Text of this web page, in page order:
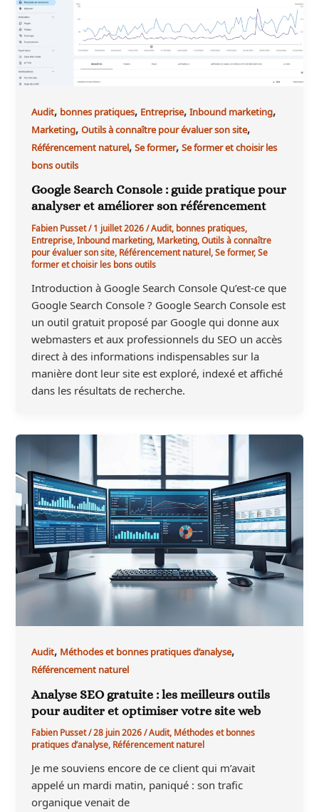
Audit, bonnes pratiques, Entreprise,Inbound marketing,
Marketing,Outils à connaître pour évaluer son site,
Référencement naturel,Se former,Se former et choisir les
bons outils
Google Search Console : guide pratique pour
analyser et améliorer son référencement
Fabien Pusset/1 juillet 2026/Audit,bonnes pratiques,
Entreprise,Inbound marketing,Marketing,Outils à connaître
pour évaluer son site,Référencement naturel,Se former,Se
former et choisir les bons outils
Introduction à Google Search Console Qu’est-ce que
Google Search Console ? Google Search Console est
un outil gratuit proposé par Google qui donne aux
webmasters et aux professionnels du SEO un accès
direct à des informations indispensables sur la
manière dont leur site est exploré, indexé et affiché
dans les résultats de recherche.
Audit, Méthodes et bonnes pratiques d’analyse,
Référencement naturel
Analyse SEO gratuite : les meilleurs outils
pour auditer et optimiser votre site web
Fabien Pusset/28 juin 2026/Audit,Méthodes et bonnes
pratiques d’analyse,Référencement naturel
Je me souviens encore de ce client qui m’avait
appelé un mardi matin, paniqué : son trafic
organique venait de